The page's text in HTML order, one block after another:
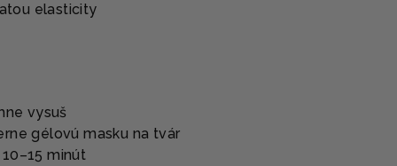
elasticity
vysuš
gélovú masku na tvár
minút